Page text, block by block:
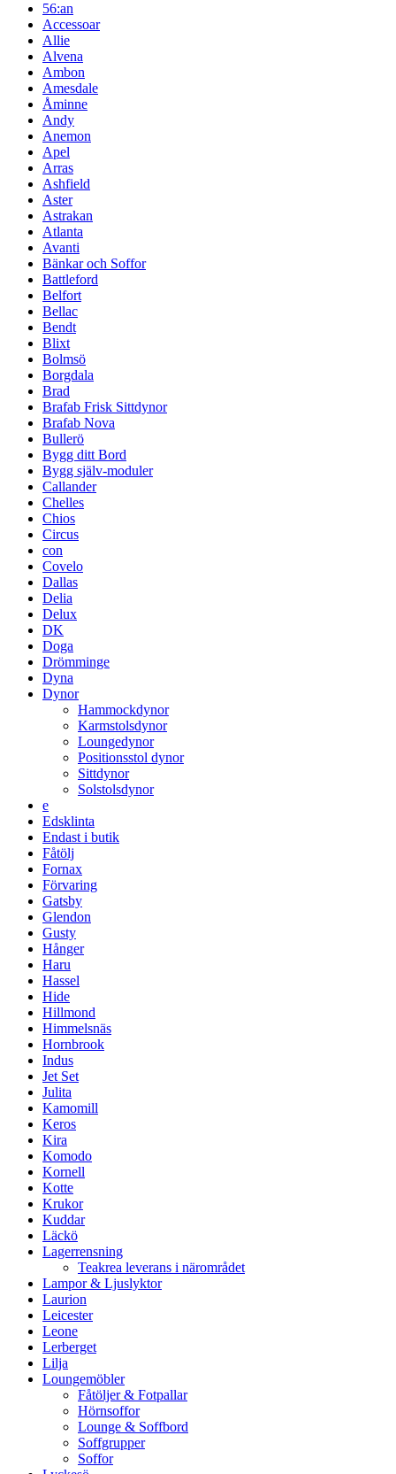
56:an
Accessoar
Allie
Alvena
Ambon
Amesdale
Åminne
Andy
Anemon
Apel
Arras
Ashfield
Aster
Astrakan
Atlanta
Avanti
Bänkar och Soffor
Battleford
Belfort
Bellac
Bendt
Blixt
Bolmsö
Borgdala
Brad
Brafab Frisk Sittdynor
Brafab Nova
Bullerö
Bygg ditt Bord
Bygg själv-moduler
Callander
Chelles
Chios
Circus
con
Covelo
Dallas
Delia
Delux
DK
Doga
Drömminge
Dyna
Dynor
Hammockdynor
Karmstolsdynor
Loungedynor
Positionsstol dynor
Sittdynor
Solstolsdynor
e
Edsklinta
Endast i butik
Fåtölj
Fornax
Förvaring
Gatsby
Glendon
Gusty
Hånger
Haru
Hassel
Hide
Hillmond
Himmelsnäs
Hornbrook
Indus
Jet Set
Julita
Kamomill
Keros
Kira
Komodo
Kornell
Kotte
Krukor
Kuddar
Läckö
Lagerrensning
Teakrea leverans i närområdet
Lampor & Ljuslyktor
Laurion
Leicester
Leone
Lerberget
Lilja
Loungemöbler
Fåtöljer & Fotpallar
Hörnsoffor
Lounge & Soffbord
Soffgrupper
Soffor